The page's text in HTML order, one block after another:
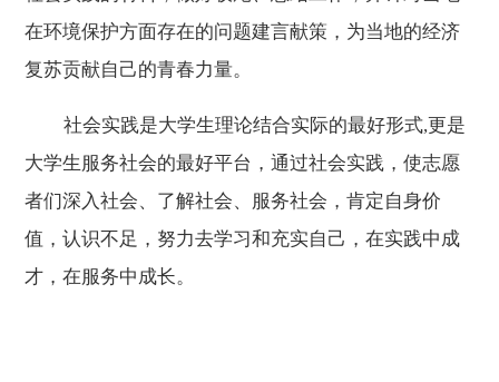
在环境保护方面存在的问题建言献策，为当地的经济
复苏贡献自己的青春力量。
社会实践是大学生理论结合实际的最好形式,更是
大学生服务社会的最好平台，通过社会实践，使志愿
者们深入社会、了解社会、服务社会，肯定自身价
值，认识不足，努力去学习和充实自己，在实践中成
才，在服务中成长。